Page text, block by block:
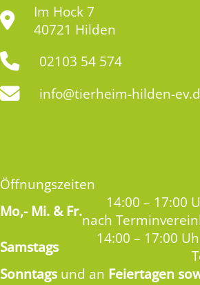
Im Hock 7
40721 Hilden
02103 54 574
info@tierheim-hilden-
Öffnungszeiten
Mo,-Mi. & Fr.
14:00 – 17:00
nach
Samstags
14:00 – 17:00
Sonntags und an Feiertagen